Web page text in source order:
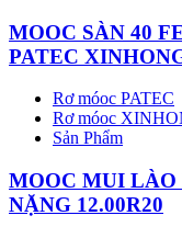
MOOC SÀN 40
PATEC
Rơ móoc PATEC
Rơ móoc
Sản Phẩm
MOOC MUI LÀO
NẶNG 12.00R20